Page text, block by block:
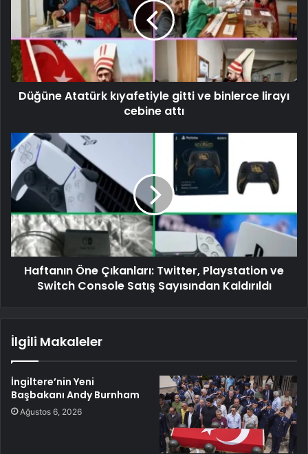
Düğüne Atatürk kıyafetiyle gitti ve binlerce lirayı
cebine attı
Haftanın Öne Çıkanları: Twitter, Playstation ve
Switch Console Satış Sayısından Kaldırıldı
İlgili Makaleler
İngiltere’nin Yeni
Başbakanı Andy Burnham
Ağustos 6, 2026